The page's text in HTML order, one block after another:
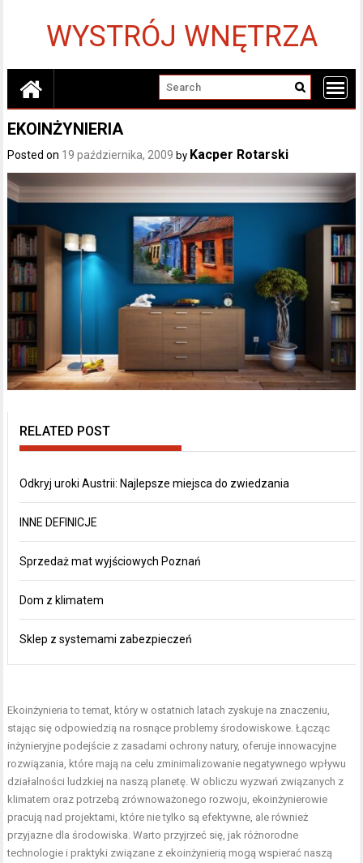
WYSTRÓJ WNĘTRZA
EKOINŻYNIERIA
Posted on 19 października, 2009 by Kacper Rotarski
RELATED POST
Odkryj uroki Austrii: Najlepsze miejsca do zwiedzania
INNE DEFINICJE
Sprzedaż mat wyjściowych Poznań
Dom z klimatem
Sklep z systemami zabezpieczeń
Ekoinżynieria to temat, który w ostatnich latach zyskuje na znaczeniu,
stając się odpowiedzią na rosnące problemy środowiskowe. Łącząc
inżynieryjne podejście z zasadami ochrony natury, oferuje innowacyjne
rozwiązania, które mają na celu zminimalizowanie negatywnego wpływu
działalności ludzkiej na naszą planetę. W obliczu wyzwań związanych z
klimatem oraz potrzebą zrównoważonego rozwoju, ekoinżynierowie
pracują nad projektami, które nie tylko są efektywne, ale również
przyjazne dla środowiska. Warto przyjrzeć się, jak różnorodne
technologie i praktyki związane z ekoinżynierią mogą wspierać naszą